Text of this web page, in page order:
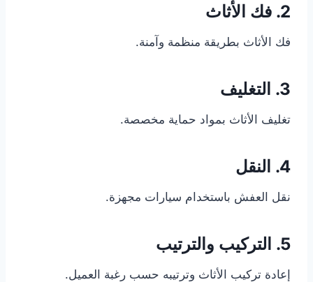
2. فك الأثاث
فك الأثاث بطريقة منظمة وآمنة.
3. التغليف
تغليف الأثاث بمواد حماية مخصصة.
4. النقل
نقل العفش باستخدام سيارات مجهزة.
5. التركيب والترتيب
إعادة تركيب الأثاث وترتيبه حسب رغبة العميل.